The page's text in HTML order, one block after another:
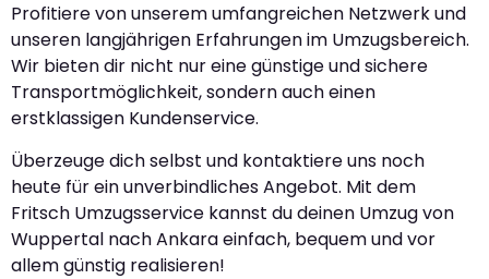
Profitiere von unserem umfangreichen Netzwerk und
unseren langjährigen Erfahrungen im Umzugsbereich.
Wir bieten dir nicht nur eine günstige und sichere
Transportmöglichkeit, sondern auch einen
erstklassigen Kundenservice.
Überzeuge dich selbst und kontaktiere uns noch
heute für ein unverbindliches Angebot. Mit dem
Fritsch Umzugsservice kannst du deinen Umzug von
Wuppertal nach Ankara einfach, bequem und vor
allem günstig realisieren!